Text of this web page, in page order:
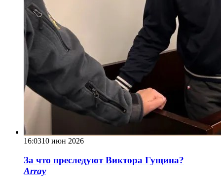
16:0310 июн 2026
За что преследуют Виктора Гущина?
Array